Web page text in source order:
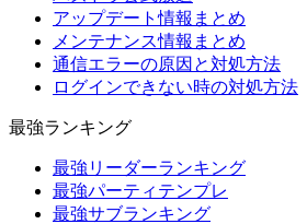
アップデート情報まとめ
メンテナンス情報まとめ
通信エラーの原因と対処方法
ログインできない時の対処方法
最強ランキング
最強リーダーランキング
最強パーティテンプレ
最強サブランキング